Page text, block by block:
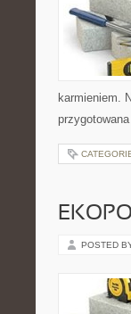
karmieniem.
POSTED